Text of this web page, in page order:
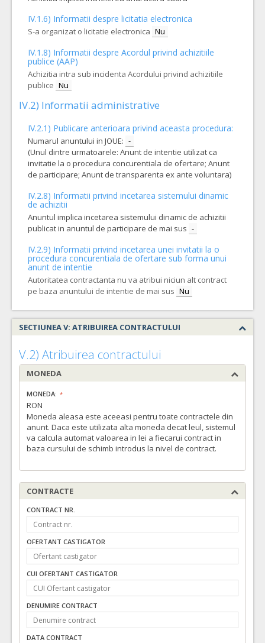
IV.1.6) Informatii despre licitatia electronica
S-a organizat o licitatie electronica Nu
IV.1.8) Informatii despre Acordul privind achizitiile
publice (AAP)
Achizitia intra sub incidenta Acordului privind achizitiile
publice Nu
IV.2) Informatii administrative
IV.2.1) Publicare anterioara privind aceasta procedura:
Numarul anuntului in JOUE: -
(Unul dintre urmatoarele: Anunt de intentie utilizat ca
invitatie la o procedura concurentiala de ofertare; Anunt
de participare; Anunt de transparenta ex ante voluntara)
IV.2.8) Informatii privind incetarea sistemului dinamic
de achizitii
Anuntul implica incetarea sistemului dinamic de achizitii
publicat in anuntul de participare de mai sus -
IV.2.9) Informatii privind incetarea unei invitatii la o
procedura concurentiala de ofertare sub forma unui
anunt de intentie
Autoritatea contractanta nu va atribui niciun alt contract
pe baza anuntului de intentie de mai sus Nu
SECTIUNEA V: ATRIBUIREA CONTRACTULUI
V.2) Atribuirea contractului
MONEDA
MONEDA:
RON
Moneda aleasa este aceeasi pentru toate contractele din
anunt. Daca este utilizata alta moneda decat leul, sistemul
va calcula automat valoarea in lei a fiecarui contract in
baza cursului de schimb introdus la nivel de contract.
CONTRACTE
CONTRACT NR.
OFERTANT CASTIGATOR
CUI OFERTANT CASTIGATOR
DENUMIRE CONTRACT
DATA CONTRACT